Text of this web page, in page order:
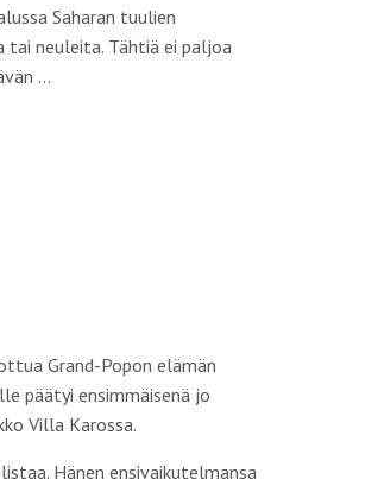
Saharan tuulien
tai neuleita. Tähtiä ei paljoa
…
Grand-Popon elämän
päätyi ensimmäisenä jo
Villa Karossa.
Hänen ensivaikutelmansa